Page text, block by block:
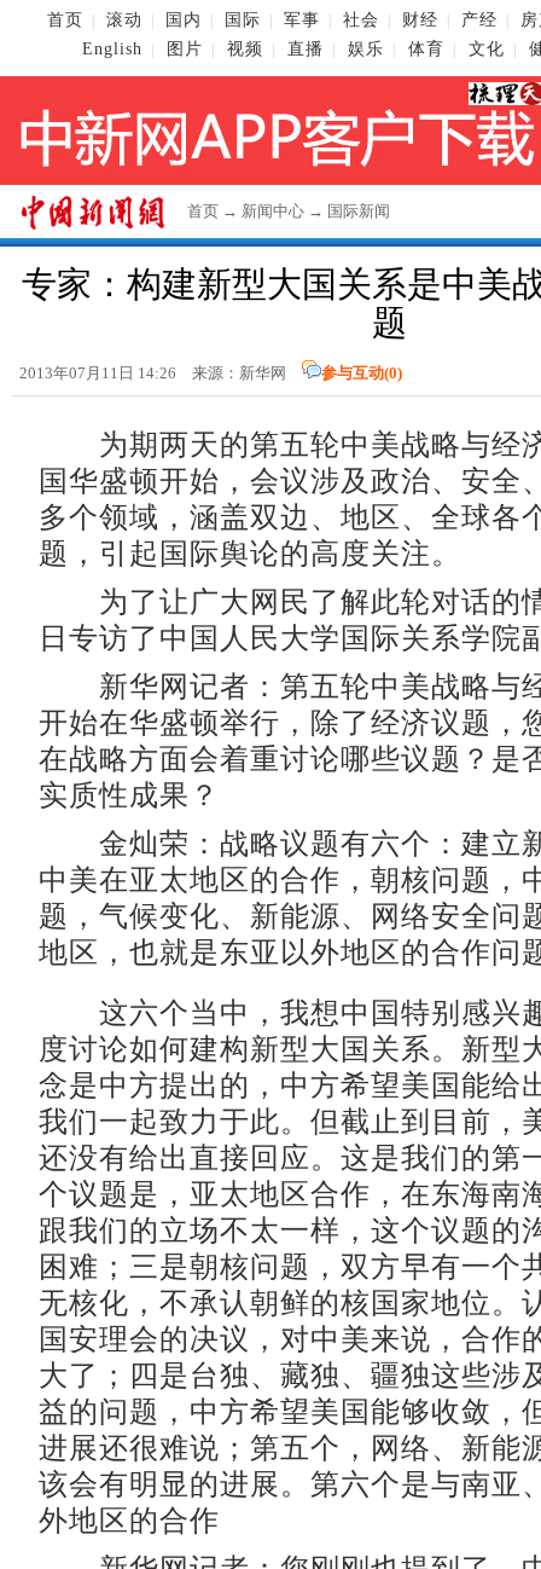
首页 滚动 国内 国际 军事 社会 财经 产经
English
图片 视频 直播 娱乐 体育 文化
首页 → 新闻中心 → 国际新闻
专家：构建新型大国关系是中美
题
2013年07月11日 14:26 来源：新华网 参与互动(0)
为期两天的第五轮中美战略与经
国华盛顿开始，会议涉及政治、安全
多个领域，涵盖双边、地区、全球各
题，引起国际舆论的高度关注。
为了让广大网民了解此轮对话的
日专访了中国人民大学国际关系学院
新华网记者：第五轮中美战略与
开始在华盛顿举行，除了经济议题，
在战略方面会着重讨论哪些议题？是
实质性成果？
金灿荣：战略议题有六个：建立
中美在亚太地区的合作，朝核问题，
题，气候变化、新能源、网络安全问
地区，也就是东亚以外地区的合作问
这六个当中，我想中国特别感兴
度讨论如何建构新型大国关系。新型
念是中方提出的，中方希望美国能给
我们一起致力于此。但截止到目前，
还没有给出直接回应。这是我们的第
个议题是，亚太地区合作，在东海南
跟我们的立场不太一样，这个议题的
困难；三是朝核问题，双方早有一个
无核化，不承认朝鲜的核国家地位。
国安理会的决议，对中美来说，合作
大了；四是台独、藏独、疆独这些涉
益的问题，中方希望美国能够收敛，
进展还很难说；第五个，网络、新能
该会有明显的进展。第六个是与南亚
外地区的合作